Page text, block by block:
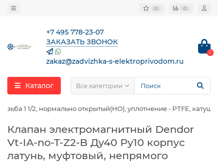
0 0
+7 495 778-23-07
ЗАКАЗАТЬ ЗВОНОК
zakaz@zadvizhka-s-elektroprivodom.ru
0
Каталог Все категории
1 1/2, нормально открытый(НО), уплотнение - PTFE,
Клапан электромагнитный Dendor
Vt-IA-no-T-Z2-B Ду40 Ру10 корпус
латунь, муфтовый, непрямого